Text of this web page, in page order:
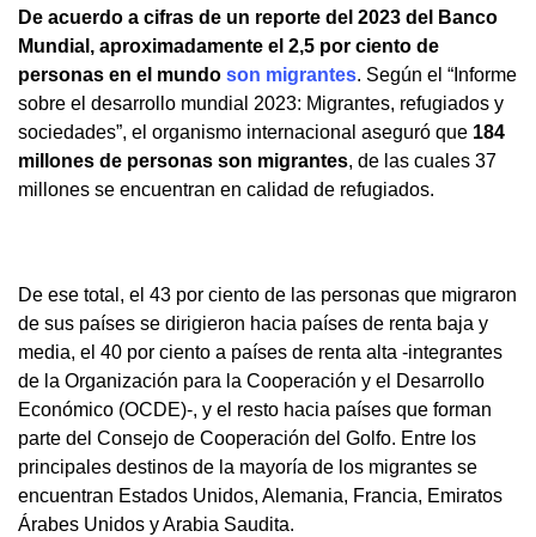
De acuerdo a cifras de un reporte del 2023 del Banco
Mundial, aproximadamente el 2,5 por ciento de
personas en el mundo son migrantes. Según el “Informe
sobre el desarrollo mundial 2023: Migrantes, refugiados y
sociedades”, el organismo internacional aseguró que 184
millones de personas son migrantes, de las cuales 37
millones se encuentran en calidad de refugiados.
De ese total, el 43 por ciento de las personas que migraron
de sus países se dirigieron hacia países de renta baja y
media, el 40 por ciento a países de renta alta -integrantes
de la Organización para la Cooperación y el Desarrollo
Económico (OCDE)-, y el resto hacia países que forman
parte del Consejo de Cooperación del Golfo. Entre los
principales destinos de la mayoría de los migrantes se
encuentran Estados Unidos, Alemania, Francia, Emiratos
Árabes Unidos y Arabia Saudita.